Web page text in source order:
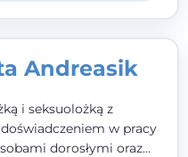
Andreasik
i seksuolożką z
w pracy
dorosłymi oraz